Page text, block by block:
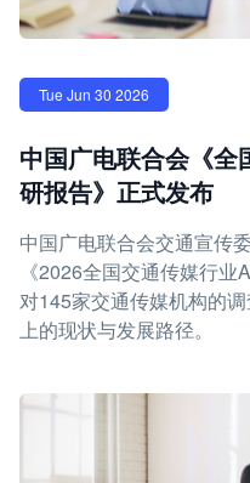
Tue Jun 30 2026
中国广电联合会《全
研报告》正式发布
中国广电联合会交通宣传
《2026全国交通传媒行
对145家交通传媒机构的
上的现状与发展路径。